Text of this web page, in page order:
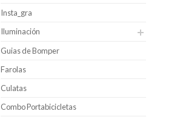
Insta_gra
Iluminación
Guias de Bomper
Farolas
Culatas
Combo Portabicicletas